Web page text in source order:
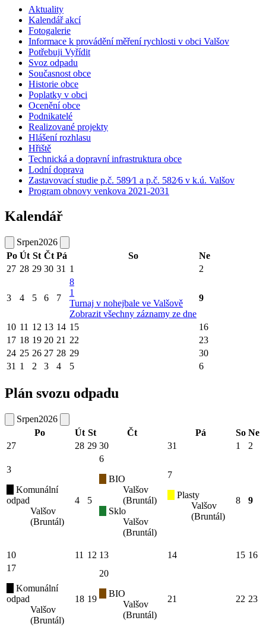
Aktuality
Kalendář akcí
Fotogalerie
Informace k provádění měření rychlosti v obci Valšov
Potřebuji Vyřídit
Svoz odpadu
Současnost obce
Historie obce
Poplatky v obci
Ocenění obce
Podnikatelé
Realizované projekty
Hlášení rozhlasu
Hřiště
Technická a dopravní infrastruktura obce
Lodní doprava
Zastavovací studie p.č. 589⁄1 a p.č. 582⁄6 v k.ú. Valšov
Program obnovy venkova 2021-2031
Kalendář
Srpen2026
Po Út St Čt Pá So
Ne
27 28 29 30 31 1 2
3 4 5 6 7
8
1
Turnaj v nohejbale ve Valšově
Zobrazit všechny záznamy ze dne
9
10 11 12 13 14 15
16
17 18 19 20 21 22
23
24 25 26 27 28 29
30
31 1 2 3 4 5 6
Plán svozu odpadu
Srpen2026
Po
Út St Čt Pá So Ne
27
28 29 30 31 1 2
3
Komunální
odpad
Valšov
(Bruntál)
4 5
6
BIO
Valšov
(Bruntál)
Sklo
Valšov
(Bruntál)
7
Plasty
Valšov
(Bruntál)
8 9
10 11 12 13 14 15 16
17
Komunální
odpad
Valšov
(Bruntál)
18 19
20
BIO
Valšov
(Bruntál)
21 22 23